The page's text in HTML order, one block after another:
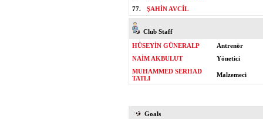
77.
ŞAHİN AVCİL
Club Staff
HÜSEYİN GÜNERALP
Antrenör
NAİM AKBULUT
Yönetici
MUHAMMED SERHAD
TATLI
Malzemeci
Goals